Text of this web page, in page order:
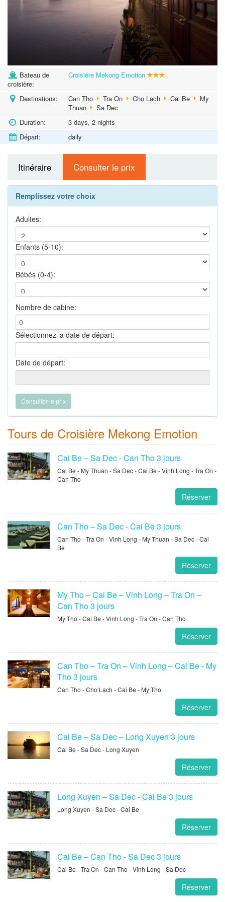
Bateau de
croisière:
Croisière Mekong Emotion
Destinations: Can Tho Tra On Cho Lach Cai Be
My
Thuan
Sa Dec
Duration:
3 days, 2 nights
Départ:
daily
Itinéraire Consulter le prix
Remplissez votre choix
Adultes:
Enfants (5-10):
Bébés (0-4):
Nombre de cabine:
Sélectionnez la date de départ:
Date de départ:
Tours de Croisière Mekong Emotion
Cai Be – Sa Dec - Can Tho 3 jours
Cai Be - My Thuan - Sa Dec - Cai Be - Vinh Long - Tra On -
Can Tho
Réserver
Can Tho – Sa Dec - Cai Be 3 jours
Can Tho - Tra On - Vinh Long - My Thuan - Sa Dec - Cai
Be
Réserver
My Tho – Cai Be – Vinh Long – Tra On –
Can Tho 3 jours
My Tho - Cai Be - Vinh Long - Tra On - Can Tho
Réserver
Can Tho – Tra On – Vinh Long – Cai Be - My
Tho 3 jours
Can Tho - Cho Lach - Cai Be - My Tho
Réserver
Cai Be – Sa Dec – Long Xuyen 3 jours
Cai Be - Sa Dec - Long Xuyen
Réserver
Long Xuyen – Sa Dec - Cai Be 3 jours
Long Xuyen - Sa Dec - Cai Be
Réserver
Cai Be – Can Tho - Sa Dec 3 jours
Cai Be - Tra On - Can Tho - Vinh Long - Sa Dec
Réserver